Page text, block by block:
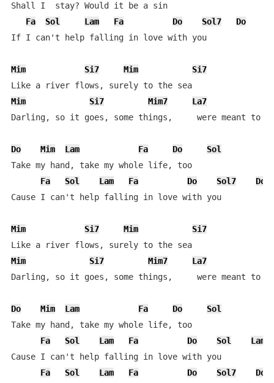
Shall I  stay? Would it be a sin
Fa
Sol Lam Fa Do Sol7
Do
If I can't help falling in love with you
Mim Si7 Mim
Si7
Like a river flows, surely to the sea
Mim
Si7 Mim7
La7
Darling, so it goes, some things,     were meant to
Do Mim Lam Fa Do
Sol
Take my hand, take my whole life, too
Fa
Sol Lam Fa Do Sol7
Do
Cause I can't help falling in love with you
Mim Si7 Mim
Si7
Like a river flows, surely to the sea
Mim
Si7 Mim7
La7
Darling, so it goes, some things,     were meant to
Do Mim Lam Fa Do
Sol
Take my hand, take my whole life, too
Fa
Sol Lam Fa Do Sol
Lam
Cause I can't help falling in love with you
Fa
Sol Lam Fa Do Sol7
Do